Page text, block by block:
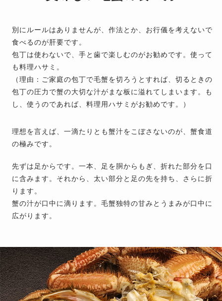
別にルールはありませんが、作法とか、お行儀を考えないで
食べるのが肝要です。
包丁は使わないで、手と歯で楽しむのがお勧めです。使って
も料理ハサミ。
（理由：ご家庭の包丁で毛蟹を切ろうとすれば、切るときの
包丁の圧力で蟹の大切な汁がまな板に溢れてしまいます。も
し、使うのであれば、料理用ハサミがお勧めです。）
理想を言えば、一滴たりとも蟹汁をこぼさないのが、蟹食道
の極みです。
先ずは足からです。一本、足を胴からもぎ、折れた部分を口
に含みます。それから、太い部分と足の先を持ち、さらに折
ります。
蟹の汁が口中に滴ります。毛蟹独特の甘みとうまみが口中に
広がります。